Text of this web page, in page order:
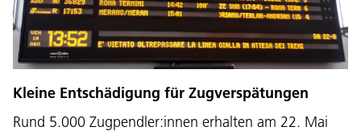
Kleine Entschädigung für Zugverspätungen
Rund 5.000 Zugpendler:innen erhalten am 22. Mai